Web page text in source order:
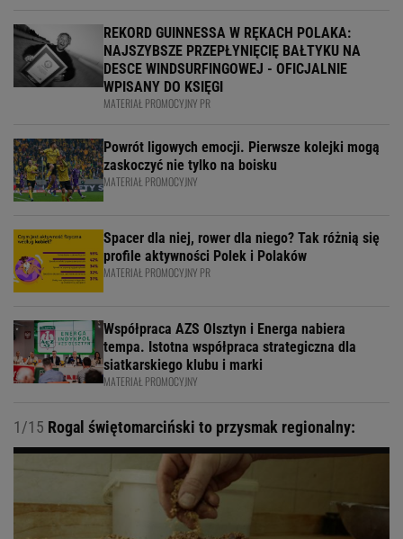
REKORD GUINNESSA W RĘKACH POLAKA:
NAJSZYBSZE PRZEPŁYNIĘCIĘ BAŁTYKU NA
DESCE WINDSURFINGOWEJ - OFICJALNIE
WPISANY DO KSIĘGI
MATERIAŁ PROMOCYJNY PR
Powrót ligowych emocji. Pierwsze kolejki mogą
zaskoczyć nie tylko na boisku
MATERIAŁ PROMOCYJNY
Spacer dla niej, rower dla niego? Tak różnią się
profile aktywności Polek i Polaków
MATERIAŁ PROMOCYJNY PR
Współpraca AZS Olsztyn i Energa nabiera
tempa. Istotna współpraca strategiczna dla
siatkarskiego klubu i marki
MATERIAŁ PROMOCYJNY
1/15 Rogal świętomarciński to przysmak regionalny: